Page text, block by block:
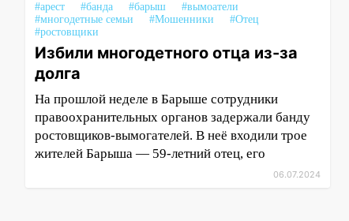
#арест
#банда #барыш
#вымоатели
#многодетные семьи
#Мошенники
#Отец
#ростовщики
Избили многодетного отца из-за
долга
На прошлой неделе в Барыше сотрудники
правоохранительных органов задержали банду
ростовщиков-вымогателей. В неё входили трое
жителей Барыша — 59-летний отец, его
06.07.2024